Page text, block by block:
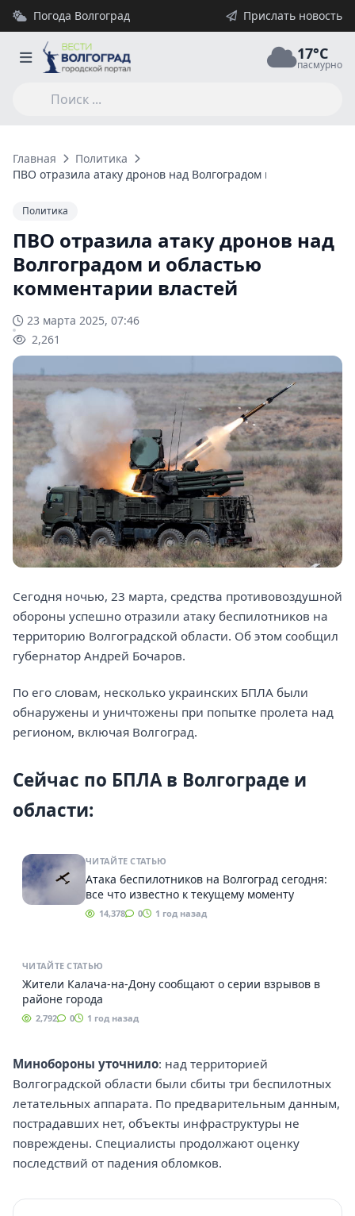
Погода Волгоград Прислать новость
17°C
пасмурно
Главная
Политика
ПВО отразила атаку дронов над Волгоградом и областью
Политика
ПВО отразила атаку дронов над
Волгоградом и областью
комментарии властей
23 марта 2025, 07:46
2,261
Сегодня ночью, 23 марта, средства противовоздушной
обороны успешно отразили атаку беспилотников на
территорию Волгоградской области. Об этом сообщил
губернатор Андрей Бочаров.
По его словам, несколько украинских БПЛА были
обнаружены и уничтожены при попытке пролета над
регионом, включая Волгоград.
Сейчас по БПЛА в Волгограде и
области:
ЧИТАЙТЕ СТАТЬЮ
Атака беспилотников на Волгоград сегодня:
все что известно к текущему моменту
14,378 0 1 год назад
ЧИТАЙТЕ СТАТЬЮ
Жители Калача-на-Дону сообщают о серии взрывов в
районе города
2,792 0 1 год назад
Минобороны уточнило: над территорией
Волгоградской области были сбиты три беспилотных
летательных аппарата. По предварительным данным,
пострадавших нет, объекты инфраструктуры не
повреждены. Специалисты продолжают оценку
последствий от падения обломков.